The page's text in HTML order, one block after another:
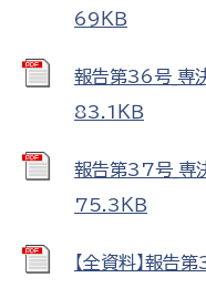
69ＫＢ
報告第36号_専
83.1ＫＢ
報告第37号_専
75.3ＫＢ
【全資料】報告